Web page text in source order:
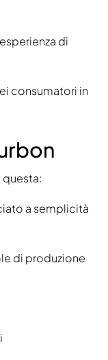
di
consumatori in
a semplicità
di produzione